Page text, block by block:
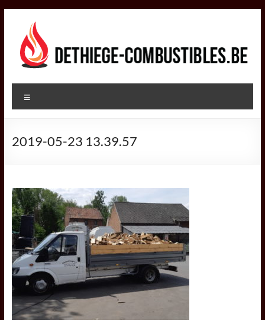
contenu
DETHIEGE
COMBUSTIBLES
dans
des
combustibles
2019-05-23 13.39.57